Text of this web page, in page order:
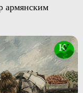
армянским